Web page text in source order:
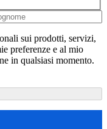
sui prodotti, servizi,
preferenze e al mio
in qualsiasi momento.